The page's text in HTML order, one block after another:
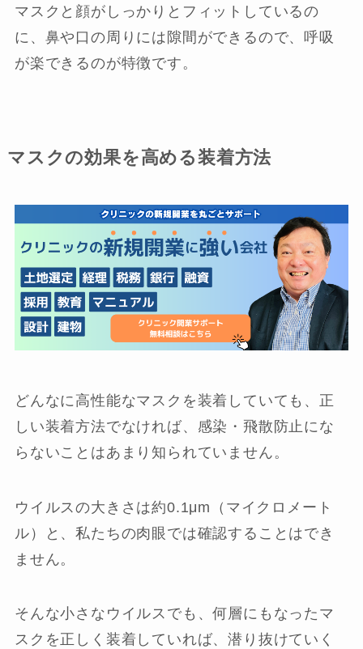
マスクと顔がしっかりとフィットしているの
に、鼻や口の周りには隙間ができるので、呼吸
が楽できるのが特徴です。
マスクの効果を高める装着方法
どんなに高性能なマスクを装着していても、正
しい装着方法でなければ、感染・飛散防止にな
らないことはあまり知られていません。
ウイルスの大きさは約0.1μm（マイクロメート
ル）と、私たちの肉眼では確認することはでき
ません。
そんな小さなウイルスでも、何層にもなったマ
スクを正しく装着していれば、潜り抜けていく